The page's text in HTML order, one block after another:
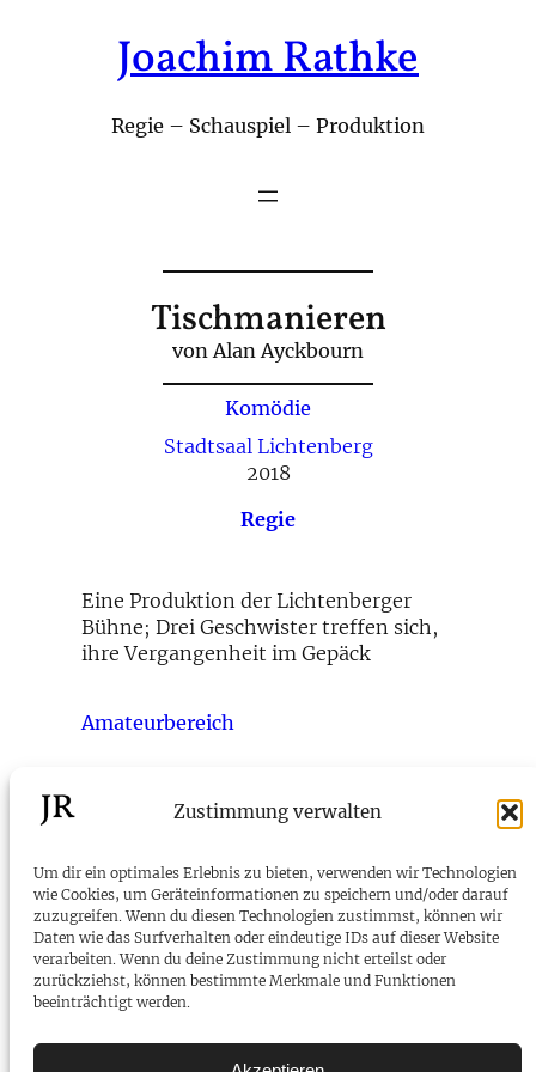
Zustimmung verwalten
Um dir ein optimales Erlebnis zu bieten, verwenden wir Technologien
wie Cookies, um Geräteinformationen zu speichern und/oder darauf
zuzugreifen. Wenn du diesen Technologien zustimmst, können wir
Daten wie das Surfverhalten oder eindeutige IDs auf dieser Website
verarbeiten. Wenn du deine Zustimmung nicht erteilst oder
zurückziehst, können bestimmte Merkmale und Funktionen
beeinträchtigt werden.
Joachim Rathke
Regie – Schauspiel – Produktion
Tischmanieren
von Alan Ayckbourn
Komödie
Stadtsaal Lichtenberg
2018
Regie
Eine Produktion der Lichtenberger
Bühne; Drei Geschwister treffen sich,
ihre Vergangenheit im Gepäck
Amateurbereich
← La Cage
Der Tag, an dem der Papst
JR
Telefon:+43 699 81 71 81 67
E-Mail:kontakt@joachimrathke.at